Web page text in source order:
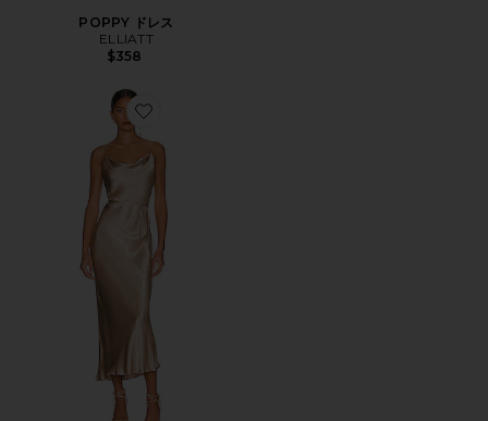
POPPY ドレス
ELLIATT
$358
Favorite LA LUNE ドレス